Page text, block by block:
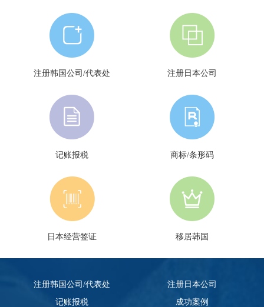
注册韩国公司/代表处 注册日本公司
记账报税 商标/条形码
日本经营签证 移居韩国
注册韩国公司/代表处
注册日本公司
记账报税
成功案例